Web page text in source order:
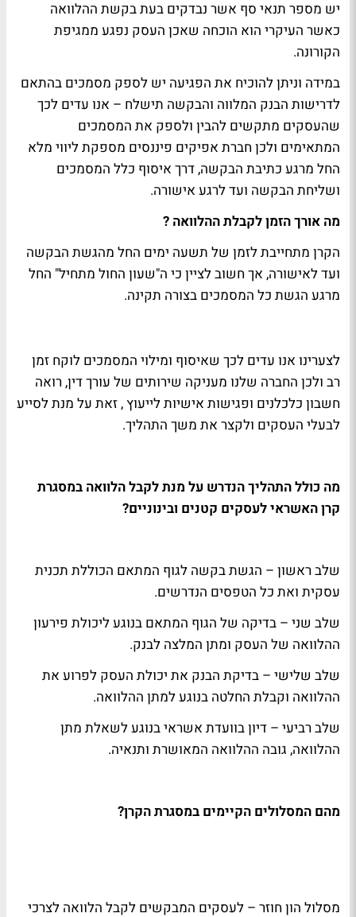
יש מספר תנאי סף אשר נבדקים בעת בקשת ההלוואה
כאשר העיקרי הוא הוכחה שאכן העסק נפגע ממגיפת
הקורונה.
במידה וניתן להוכיח את הפגיעה יש לספק מסמכים בהתאם
לדרישות הבנק המלווה והבקשה תישלח – אנו עדים לכך
שהעסקים מתקשים להבין ולספק את המסמכים
המתאימים ולכן חברת אפיקים פיננסים מספקת ליווי מלא
החל מרגע כתיבת הבקשה, דרך איסוף כלל המסמכים
ושליחת הבקשה ועד לרגע אישורה.
מה אורך הזמן לקבלת ההלוואה ?
הקרן מתחייבת לזמן של תשעה ימים החל מהגשת הבקשה
ועד לאישורה, אך חשוב לציין כי ה"שעון החול מתחיל" החל
מרגע הגשת כל המסמכים בצורה תקינה.
לצערינו אנו עדים לכך שאיסוף ומילוי המסמכים לוקח זמן
רב ולכן החברה שלנו מעניקה שירותים של עורך דין, רואה
חשבון כלכלנים ופגישות אישיות לייעוץ , זאת על מנת לסייע
לבעלי העסקים ולקצר את משך התהליך.
מה כולל התהליך הנדרש על מנת לקבל הלוואה במסגרת
קרן האשראי לעסקים קטנים ובינוניים?
שלב ראשון – הגשת בקשה לגוף המתאם הכוללת תכנית
עסקית ואת כל הטפסים הנדרשים.
שלב שני – בדיקה של הגוף המתאם בנוגע ליכולת פירעון
ההלוואה של העסק ומתן המלצה לבנק.
שלב שלישי – בדיקת הבנק את יכולת העסק לפרוע את
ההלוואה וקבלת החלטה בנוגע למתן ההלוואה.
שלב רביעי – דיון בוועדת אשראי בנוגע לשאלת מתן
ההלוואה, גובה ההלוואה המאושרת ותנאיה.
מהם המסלולים הקיימים במסגרת הקרן?
מסלול הון חוזר – לעסקים המבקשים לקבל הלוואה לצרכי